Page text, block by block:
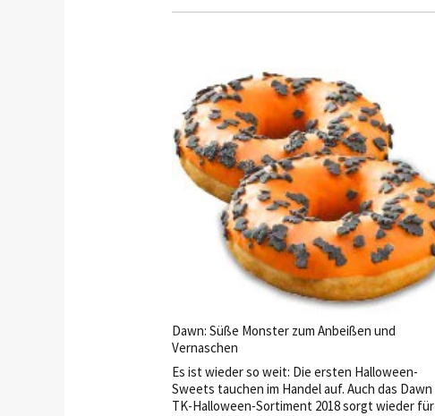
Dawn: Süße Monster zum Anbeißen und
Vernaschen
Es ist wieder so weit: Die ersten Halloween-
Sweets tauchen im Handel auf. Auch das Dawn
TK-Halloween-Sortiment 2018 sorgt wieder für